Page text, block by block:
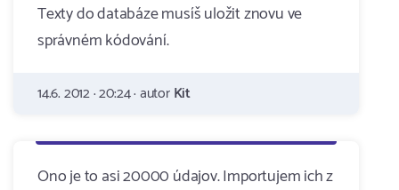
Texty do databáze musíš uložit znovu ve
správném kódování.
14.6. 2012 · 20:24 · autorKit
Ono je to asi 20000 údajov. Importujem ich z